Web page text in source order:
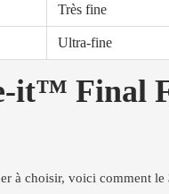
Très fine
Ultra-fine
Final
à choisir, voici comment le